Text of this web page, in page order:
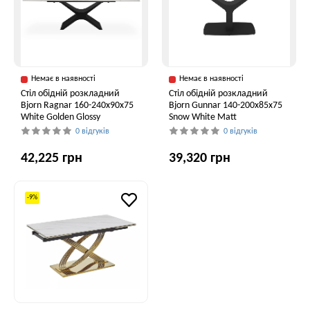
Немає в наявності
Стіл обідній розкладний
Bjorn Ragnar 160-240х90х75
White Golden Glossy
0 відгуків
42,225 грн
Немає в наявності
Стіл обідній розкладний
Bjorn Gunnar 140-200х85х75
Snow White Matt
0 відгуків
39,320 грн
-9%